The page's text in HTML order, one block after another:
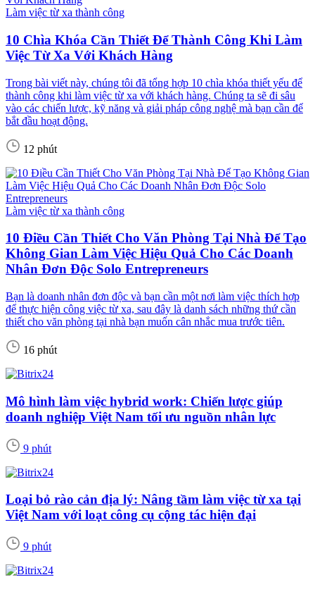
Làm việc từ xa thành công
10 Chìa Khóa Cần Thiết Để Thành Công Khi Làm
Việc Từ Xa Với Khách Hàng
Trong bài viết này, chúng tôi đã tổng hợp 10 chìa khóa thiết yếu để
thành công khi làm việc từ xa với khách hàng. Chúng ta sẽ đi sâu
vào các chiến lược, kỹ năng và giải pháp công nghệ mà bạn cần để
bắt đầu hoạt động.
12 phút
Làm việc từ xa thành công
10 Điều Cần Thiết Cho Văn Phòng Tại Nhà Để Tạo
Không Gian Làm Việc Hiệu Quả Cho Các Doanh
Nhân Đơn Độc Solo Entrepreneurs
Bạn là doanh nhân đơn độc và bạn cần một nơi làm việc thích hợp
để thực hiện công việc từ xa, sau đây là danh sách những thứ cần
thiết cho văn phòng tại nhà bạn muốn cân nhắc mua trước tiên.
16 phút
Mô hình làm việc hybrid work: Chiến lược giúp
doanh nghiệp Việt Nam tối ưu nguồn nhân lực
9 phút
Loại bỏ rào cản địa lý: Nâng tầm làm việc từ xa tại
Việt Nam với loạt công cụ cộng tác hiện đại
9 phút